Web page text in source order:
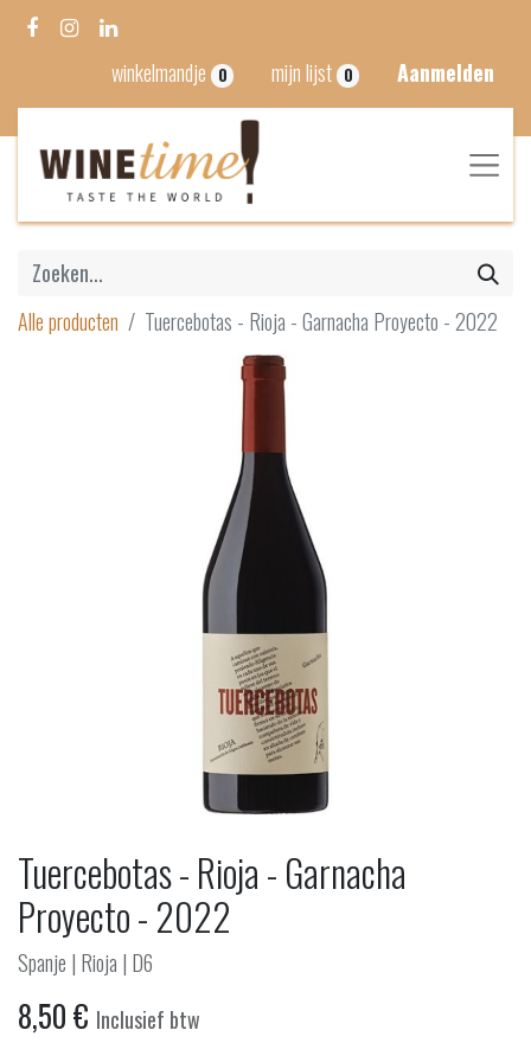
winkelmandje 0 mijn lijst 0 Aanmelden
Alle producten Tuercebotas - Rioja - Garnacha Proyecto - 2022
Tuercebotas - Rioja - Garnacha
Proyecto - 2022
Spanje | Rioja | D6
8,50€ Inclusief btw